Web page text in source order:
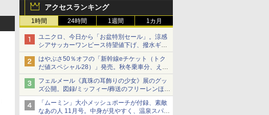
アクセスランキング
1時間 24時間 1週間 1カ月
ユニクロ、今日から「お盆特別セール」。涼感
シアサッカーワンピース待望値下げ、撥水ギア
ショーツは1990円に
はやぶさ50％オフの「新幹線eチケット（トク
だ値スペシャル28）」発売。秋冬乗車分、えき
ねっと限定
フェルメール《真珠の耳飾りの少女》展のグッ
ズ公開。図録/ミッフィー/葬送のフリーレンほ
か、注目ブランドコラボが実現
「ムーミン」大小メッシュポーチが付録、素敵
なあの人 11月号。中身が見やすく、温泉スパに